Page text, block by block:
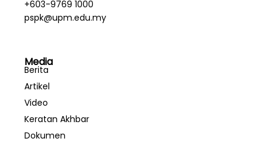
+603-9769 1000
pspk@upm.edu.my
Media
Berita
Artikel
Video
Keratan Akhbar
Dokumen